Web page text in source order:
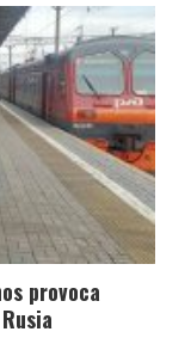
provoca